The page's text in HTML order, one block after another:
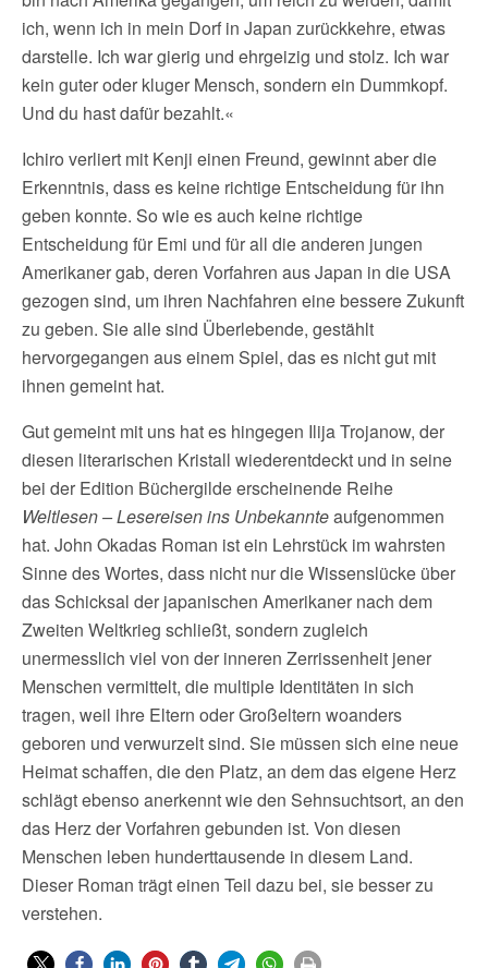
ich, wenn ich in mein Dorf in Japan zurückkehre, etwas
darstelle. Ich war gierig und ehrgeizig und stolz. Ich war
kein guter oder kluger Mensch, sondern ein Dummkopf.
Und du hast dafür bezahlt.«
Ichiro verliert mit Kenji einen Freund, gewinnt aber die
Erkenntnis, dass es keine richtige Entscheidung für ihn
geben konnte. So wie es auch keine richtige
Entscheidung für Emi und für all die anderen jungen
Amerikaner gab, deren Vorfahren aus Japan in die USA
gezogen sind, um ihren Nachfahren eine bessere Zukunft
zu geben. Sie alle sind Überlebende, gestählt
hervorgegangen aus einem Spiel, das es nicht gut mit
ihnen gemeint hat.
Gut gemeint mit uns hat es hingegen Ilija Trojanow, der
diesen literarischen Kristall wiederentdeckt und in seine
bei der Edition Büchergilde erscheinende Reihe
Weltlesen – Lesereisen ins Unbekannteaufgenommen
hat. John Okadas Roman ist ein Lehrstück im wahrsten
Sinne des Wortes, dass nicht nur die Wissenslücke über
das Schicksal der japanischen Amerikaner nach dem
Zweiten Weltkrieg schließt, sondern zugleich
unermesslich viel von der inneren Zerrissenheit jener
Menschen vermittelt, die multiple Identitäten in sich
tragen, weil ihre Eltern oder Großeltern woanders
geboren und verwurzelt sind. Sie müssen sich eine neue
Heimat schaffen, die den Platz, an dem das eigene Herz
schlägt ebenso anerkennt wie den Sehnsuchtsort, an den
das Herz der Vorfahren gebunden ist. Von diesen
Menschen leben hunderttausende in diesem Land.
Dieser Roman trägt einen Teil dazu bei, sie besser zu
verstehen.